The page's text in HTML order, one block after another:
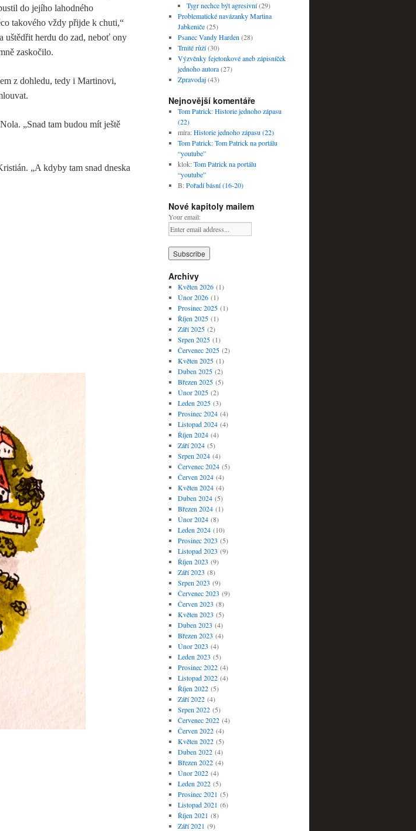
do jejího lahodného
takového vždy přijde k chuti,“
uštědřit herdu do zad, neboť ony
zaskočilo.
z dohledu, tedy i Martinovi,
„Snad tam budou mít ještě
„A kdyby tam snad dneska
Tygr nechce být agresivní(29)
Problematické navázanky Martina
Jabkeniče(25)
Psanec Vandy Harden (28)
Trnité růží(30)
Výzvěnky fejetonkové aneb zápisníček
jednoho autora(27)
Zpravodaj(43)
Nejnovější komentáře
Tom Patrick:Historie jednoho zápasu
(22)
míra:Historie jednoho zápasu (22)
Tom Patrick:Tom Patrick na portálu
“youtube”
klok:Tom Patrick na portálu
“youtube”
B:Pořadí básní (16-20)
Nové kapitoly mailem
Your email:
Archivy
Květen 2026(1)
Únor 2026(1)
Prosinec 2025(1)
Říjen 2025(1)
Září 2025(2)
Srpen 2025(1)
Červenec 2025(2)
Květen 2025(1)
Duben 2025(2)
Březen 2025(5)
Únor 2025(2)
Leden 2025(3)
Prosinec 2024(4)
Listopad 2024(4)
Říjen 2024(4)
Září 2024(5)
Srpen 2024(4)
Červenec 2024(5)
Červen 2024(4)
Květen 2024(4)
Duben 2024(5)
Březen 2024(1)
Únor 2024(8)
Leden 2024(10)
Prosinec 2023 (5)
Listopad 2023 (9)
Říjen 2023 (9)
Září 2023 (8)
Srpen 2023 (9)
Červenec 2023 (9)
Červen 2023 (8)
Květen 2023 (5)
Duben 2023 (4)
Březen 2023 (4)
Únor 2023 (4)
Leden 2023 (5)
Prosinec 2022(4)
Listopad 2022(4)
Říjen 2022(5)
Září 2022(4)
Srpen 2022(5)
Červenec 2022(4)
Červen 2022(4)
Květen 2022(5)
Duben 2022(4)
Březen 2022(4)
Únor 2022(4)
Leden 2022(5)
Prosinec 2021 (5)
Listopad 2021 (6)
Říjen 2021 (8)
Září 2021 (9)